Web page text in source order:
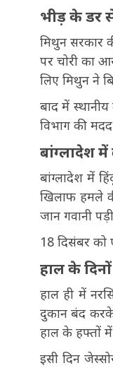
भीड़ के डर
मिथुन सरकार
पर चोरी का
लिए मिथुन ने
बाद में
विभाग की
बांग्लादेश
बांग्लादेश में
खिलाफ हमले
जान गवानी
18 दिसंबर को
हाल के
हाल ही में
दुकान बंद
हाल के हफ्तों में
इसी दिन